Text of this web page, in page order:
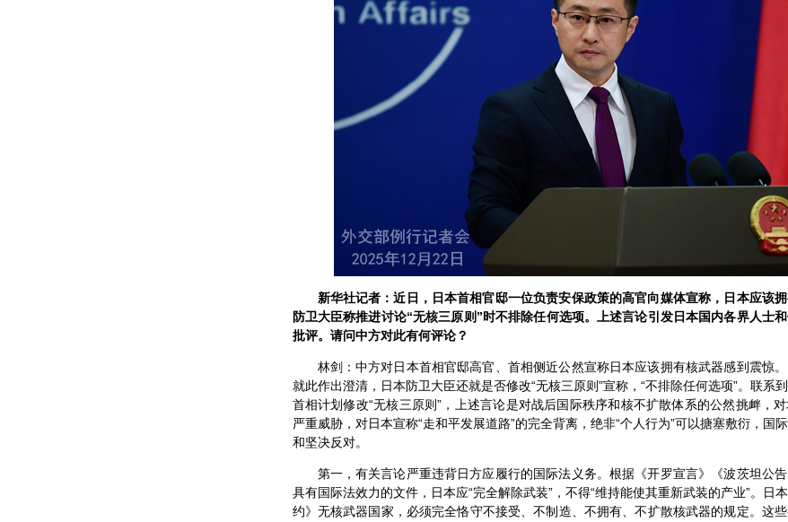
新华社记者：近日，日本首相官邸一位负责安保政策的高官向媒体宣称，日本应该
防卫大臣称推进讨论“无核三原则”时不排除任何选项。上述言论引发日本国内各界人士
批评。请问中方对此有何评论？
林剑：中方对日本首相官邸高官、首相侧近公然宣称日本应该拥有核武器感到震惊
就此作出澄清，日本防卫大臣还就是否修改“无核三原则”宣称，“不排除任何选项”。联系
首相计划修改“无核三原则”，上述言论是对战后国际秩序和核不扩散体系的公然挑衅，
严重威胁，对日本宣称“走和平发展道路”的完全背离，绝非“个人行为”可以搪塞敷衍，国
和坚决反对。
第一，有关言论严重违背日方应履行的国际法义务。根据《开罗宣言》《波茨坦公
具有国际法效力的文件，日本应“完全解除武装”，不得“维持能使其重新武装的产业”。日
约》无核武器国家，必须完全恪守不接受、不制造、不拥有、不扩散核武器的规定。这